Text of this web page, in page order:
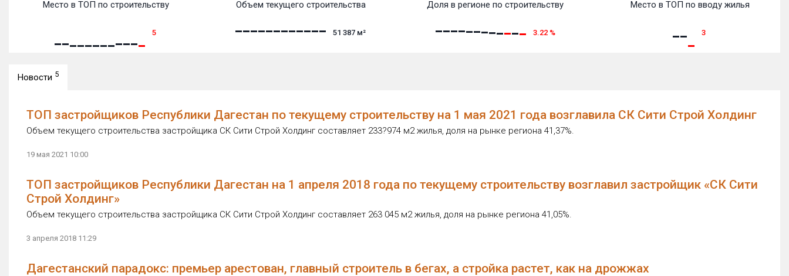
Место в ТОП по строительству
5
Объем текущего строительства
51 387 м²
Доля в регионе по строительству
3.22 %
Место в ТОП по вводу жилья
3
Новости 5
ТОП застройщиков Республики Дагестан по текущему строительству на 1 мая 2021 года возглавила СК Сити Строй Холдинг
Объем текущего строительства застройщика СК Сити Строй Холдинг составляет 233?974 м2 жилья, доля на рынке региона 41,37%.
19 мая 2021 10:00
ТОП застройщиков Республики Дагестан на 1 апреля 2018 года по текущему строительству возглавил застройщик «СК Сити
Строй Холдинг»
Объем текущего строительства застройщика СК Сити Строй Холдинг составляет 263 045 м2 жилья, доля на рынке региона 41,05%.
3 апреля 2018 11:29
Дагестанский парадокс: премьер арестован, главный строитель в бегах, а стройка растет, как на дрожжах